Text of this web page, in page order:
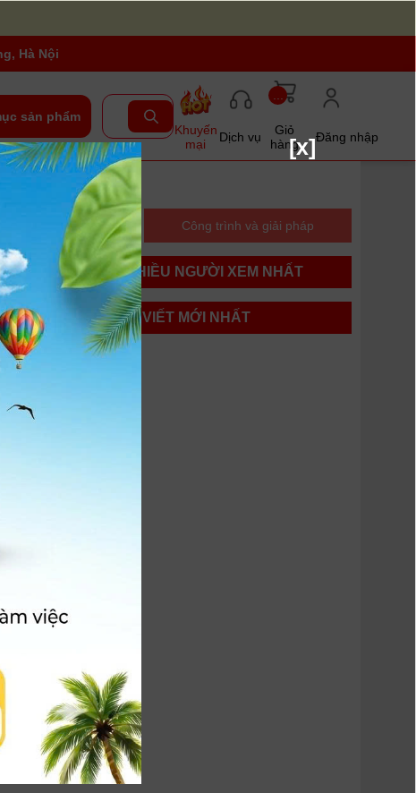
Hà Nội
sản phẩm
Khuyến
mại
Dịch vụ
Giỏ
hàng
Đăng nhập
vấn chọn mua Công trình và giải pháp
BÀI VIẾT NHIỀU NGƯỜI XEM NHẤT
BÀI VIẾT MỚI NHẤT
[x]